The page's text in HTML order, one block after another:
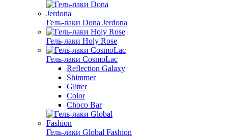
Гель-лаки Dona Jerdona
Гель-лаки Holy Rose
Гель-лаки CosmoLac
Reflection Galaxy
Shimmer
Glitter
Color
Choco Bar
Гель-лаки Global Fashion